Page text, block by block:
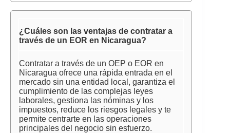
¿Cuáles son las ventajas de contratar a
través de un EOR en Nicaragua?
Contratar a través de un OEP o EOR en
Nicaragua ofrece una rápida entrada en el
mercado sin una entidad local, garantiza el
cumplimiento de las complejas leyes
laborales, gestiona las nóminas y los
impuestos, reduce los riesgos legales y te
permite centrarte en las operaciones
principales del negocio sin esfuerzo.